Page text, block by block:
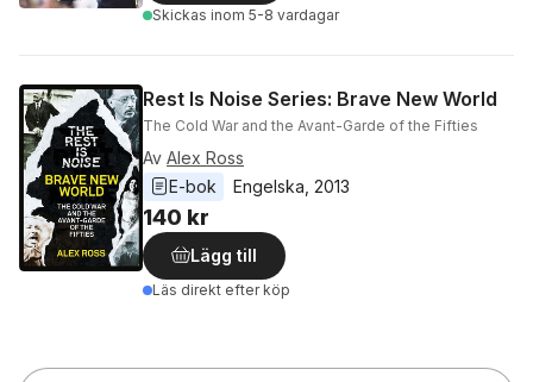
Skickas inom 5-8 vardagar
Rest Is Noise Series: Brave New World
The Cold War and the Avant-Garde of the Fifties
Av Alex Ross
E-bok
Engelska 2013
140 kr
Lägg till
Läs direkt efter köp